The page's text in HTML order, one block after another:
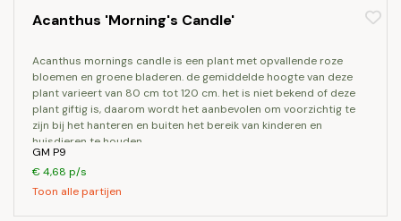
Acanthus 'Morning's Candle'
acanthus mornings candle is een plant met opvallende roze
bloemen en groene bladeren. de gemiddelde hoogte van deze
plant varieert van 80 cm tot 120 cm. het is niet bekend of deze
plant giftig is, daarom wordt het aanbevolen om voorzichtig te
zijn bij het hanteren en buiten het bereik van kinderen en
huisdieren te houden.
GM P9
€ 4,68 p/s
Toon alle partijen